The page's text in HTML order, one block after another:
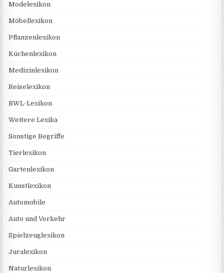
Modelexikon
Möbellexikon
Pflanzenlexikon
Küchenlexikon
Medizinlexikon
Reiselexikon
BWL-Lexikon
Weitere Lexika
Sonstige Begriffe
Tierlexikon
Gartenlexikon
Kunstlexikon
Automobile
Auto und Verkehr
Spielzeuglexikon
Juralexikon
Naturlexikon